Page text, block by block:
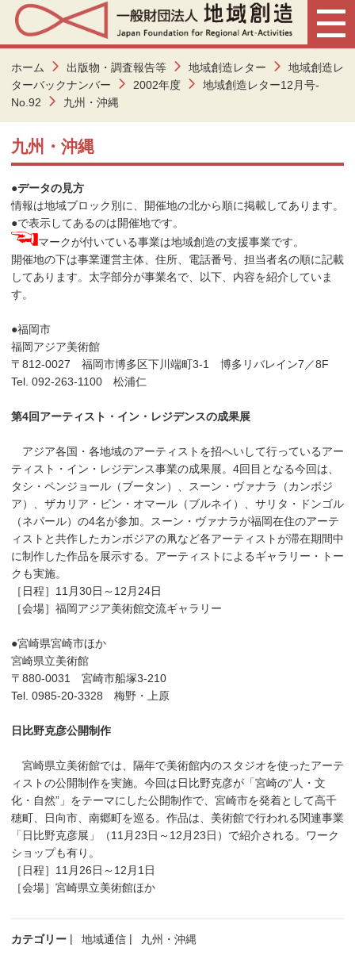
ホーム 出版物・調査報告等 地域創造レター
地域創造レ
ターバックナンバー
2002年度
地域創造レター12月号-
No.92
九州・沖縄
九州・沖縄
●データの見方
情報は地域ブロック別に、開催地の北から順に掲載してあります。
●で表示してあるのは開催地です。
マークが付いている事業は地域創造の支援事業です。
開催地の下は事業運営主体、住所、電話番号、担当者名の順に記載
してあります。太字部分が事業名で、以下、内容を紹介していま
す。
●福岡市
福岡アジア美術館
〒812-0027 福岡市博多区下川端町3-1 博多リバレイン7／8F
Tel. 092-263-1100 松浦仁
第4回アーティスト・イン・レジデンスの成果展
アジア各国・各地域のアーティストを招へいして行っているアー
ティスト・イン・レジデンス事業の成果展。4回目となる今回は、
タシ・ペンジョール（ブータン）、スーン・ヴァナラ（カンボジ
ア）、ザカリア・ビン・オマール（ブルネイ）、サリタ・ドンゴル
（ネパール）の4名が参加。スーン・ヴァナラが福岡在住のアーテ
ィストと共作したカンボジアの凧など各アーティストが滞在期間中
に制作した作品を展示する。アーティストによるギャラリー・トー
クも実施。
［日程］11月30日～12月24日
［会場］福岡アジア美術館交流ギャラリー
●宮崎県宮崎市ほか
宮崎県立美術館
〒880-0031 宮崎市船塚3-210
Tel. 0985-20-3328 梅野・上原
日比野克彦公開制作
宮崎県立美術館では、隔年で美術館内のスタジオを使ったアーテ
ィストの公開制作を実施。今回は日比野克彦が「宮崎の“人・文
化・自然”」をテーマにした公開制作で、宮崎市を発着として高千
穂町、日向市、南郷町を巡る。作品は、美術館で行われる関連事業
「日比野克彦展」（11月23日～12月23日）で紹介される。ワーク
ショップも有り。
［日程］11月26日～12月1日
［会場］宮崎県立美術館ほか
カテゴリー 地域通信 九州・沖縄